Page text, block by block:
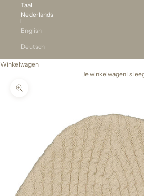
Taal
Nederlands
English
Deutsch
Winkelwagen
Je winkelwagen is
In-/uitzoomen